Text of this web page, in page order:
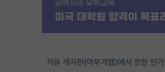
자유 게시판(아무개랩)에서 핫한 인